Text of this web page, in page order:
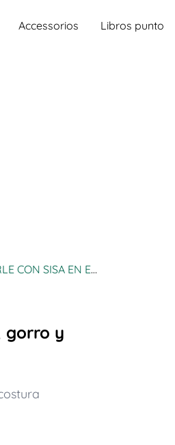
Accessorios Libros punto
SISA EN ESPIGA
gorro y